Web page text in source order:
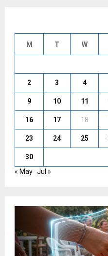
M T W
2 3 4
9 10 11
16 17 18
23 24 25
30
« May Jul »